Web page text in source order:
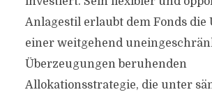
Anlagestil erlaubt dem Fonds die
einer weitgehend
Überzeugungen beruhenden
Allokationsstrategie, die unter